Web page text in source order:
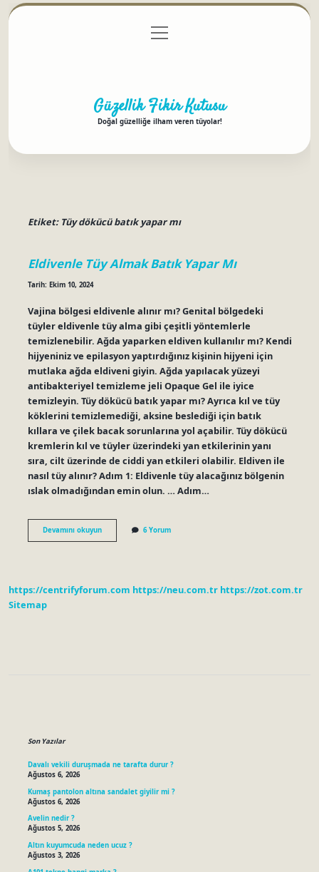
Gizlilik Politikası
menüyü
aç
Güzellik Fikir Kutusu
Doğal güzelliğe ilham veren tüyolar!
Etiket: Tüy dökücü batık yapar mı
Eldivenle Tüy Almak Batık Yapar Mı
Tarih: Ekim 10, 2024
Vajina bölgesi eldivenle alınır mı? Genital bölgedeki
tüyler eldivenle tüy alma gibi çeşitli yöntemlerle
temizlenebilir. Ağda yaparken eldiven kullanılır mı? Kendi
hijyeniniz ve epilasyon yaptırdığınız kişinin hijyeni için
mutlaka ağda eldiveni giyin. Ağda yapılacak yüzeyi
antibakteriyel temizleme jeli Opaque Gel ile iyice
temizleyin. Tüy dökücü batık yapar mı? Ayrıca kıl ve tüy
köklerini temizlemediği, aksine beslediği için batık
kıllara ve çilek bacak sorunlarına yol açabilir. Tüy dökücü
kremlerin kıl ve tüyler üzerindeki yan etkilerinin yanı
sıra, cilt üzerinde de ciddi yan etkileri olabilir. Eldiven ile
nasıl tüy alınır? Adım 1: Eldivenle tüy alacağınız bölgenin
ıslak olmadığından emin olun. … Adım…
Devamını okuyunEldivenle
Tüy
6 Yorum
https://centrifyforum.com https://neu.com.tr https://zot.com.tr
Sitemap
Son Yazılar
Davalı vekili duruşmada ne tarafta durur ?
Ağustos 6, 2026
Kumaş pantolon altına sandalet giyilir mi ?
Ağustos 6, 2026
Avelin nedir ?
Ağustos 5, 2026
Altın kuyumcuda neden ucuz ?
Ağustos 3, 2026